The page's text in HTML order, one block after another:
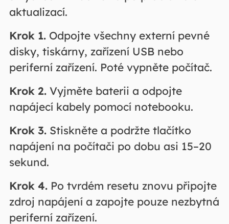
aktualizací.
Krok 1.Odpojte všechny externí pevné
disky, tiskárny, zařízení USB nebo
periferní zařízení. Poté vypněte počítač.
Krok 2.Vyjměte baterii a odpojte
napájecí kabely pomocí notebooku.
Krok 3.Stiskněte a podržte tlačítko
napájení na počítači po dobu asi 15–20
sekund.
Krok 4.Po tvrdém resetu znovu připojte
zdroj napájení a zapojte pouze nezbytná
periferní zařízení.